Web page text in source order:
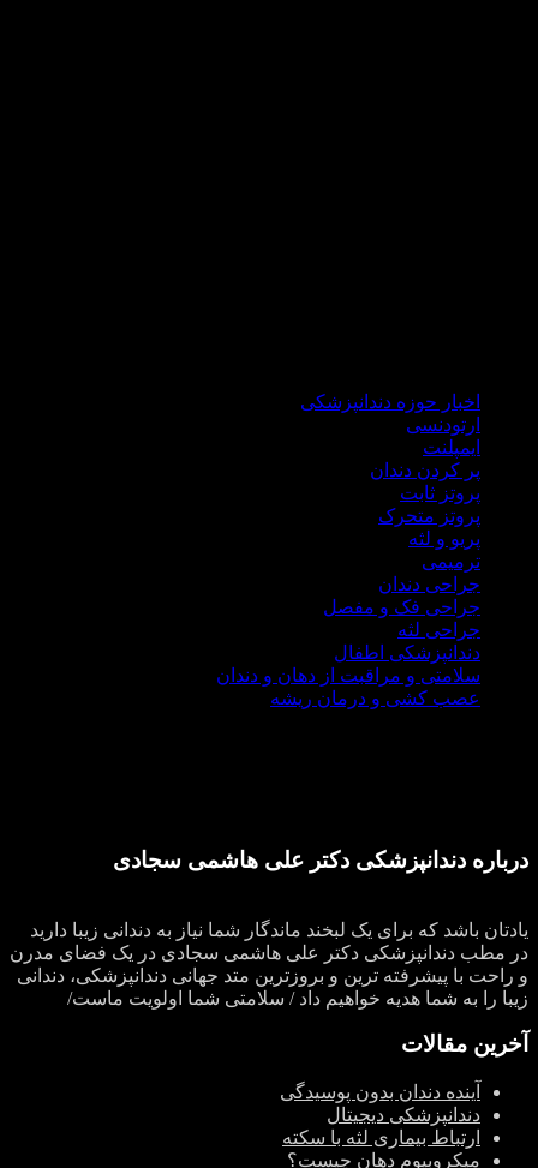
اخبار حوزه دندانپزشکی
ارتودنسی
ایمپلنت
پر کردن دندان
پروتز ثابت
پروتز متحرک
پریو و لثه
ترمیمی
جراحی دندان
جراحی فک و مفصل
جراحی لثه
دندانپزشکی اطفال
سلامتی و مراقبت از دهان و دندان
عصب کشی و درمان ریشه
درباره دندانپزشکی دکتر علی هاشمی سجادی
یادتان باشد که برای یک لبخند ماندگار شما نیاز به دندانی زیبا دارید
در مطب دندانپزشکی دکتر علی هاشمی سجادی در یک فضای مدرن
و راحت با پیشرفته ترین و بروزترین متد جهانی دندانپزشکی، دندانی
زیبا را به شما هدیه خواهیم داد / سلامتی شما اولویت ماست/
آخرین مقالات
آینده دندان بدون پوسیدگی
دندانپزشکی دیجیتال
ارتباط بیماری لثه با سکته
میکروبیوم دهان چیست؟